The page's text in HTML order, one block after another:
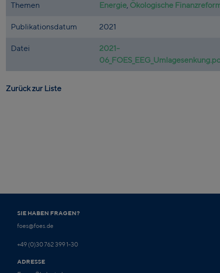
Themen Energie, Ökologische
Publikationsdatum 2021
Datei
2021-
Zurück zur Liste
SIE HABEN FRAGEN?
foes@foes.de
+49 (0)30 762 399 1-30
ADRESSE